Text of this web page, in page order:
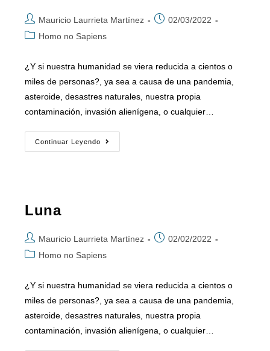
Mauricio Laurrieta Martínez
02/03/2022
Homo no Sapiens
¿Y si nuestra humanidad se viera reducida a cientos o
miles de personas?, ya sea a causa de una pandemia,
asteroide, desastres naturales, nuestra propia
contaminación, invasión alienígena, o cualquier…
Continuar Leyendo
Luna
Mauricio Laurrieta Martínez
02/02/2022
Homo no Sapiens
¿Y si nuestra humanidad se viera reducida a cientos o
miles de personas?, ya sea a causa de una pandemia,
asteroide, desastres naturales, nuestra propia
contaminación, invasión alienígena, o cualquier…